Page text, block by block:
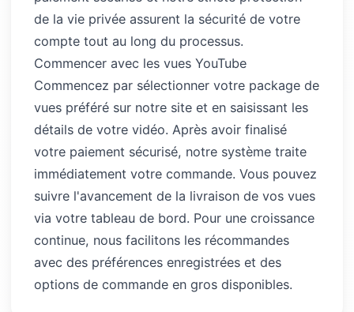
de la vie privée assurent la sécurité de votre
compte tout au long du processus.
Commencer avec les vues YouTube
Commencez par sélectionner votre package de
vues préféré sur notre site et en saisissant les
détails de votre vidéo. Après avoir finalisé
votre paiement sécurisé, notre système traite
immédiatement votre commande. Vous pouvez
suivre l'avancement de la livraison de vos vues
via votre tableau de bord. Pour une croissance
continue, nous facilitons les récommandes
avec des préférences enregistrées et des
options de commande en gros disponibles.